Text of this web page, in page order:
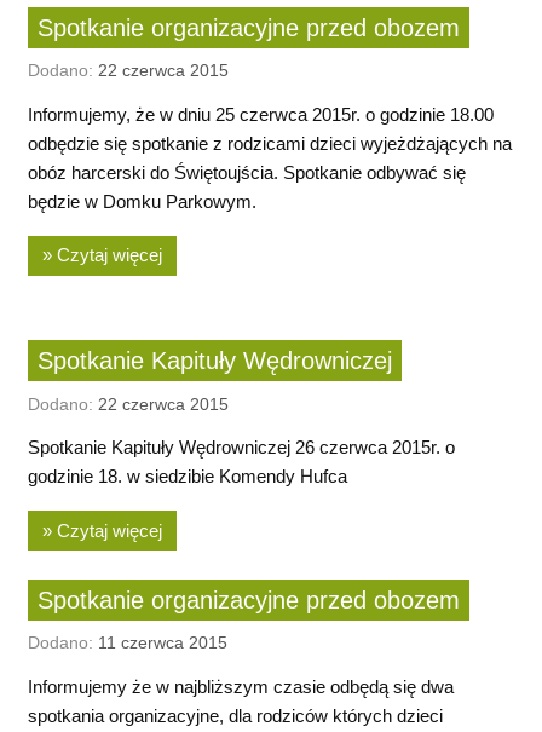
Spotkanie organizacyjne przed obozem
Dodano: 22 czerwca 2015
Informujemy, że w dniu 25 czerwca 2015r. o godzinie 18.00
odbędzie się spotkanie z rodzicami dzieci wyjeżdżających na
obóz harcerski do Świętoujścia. Spotkanie odbywać się
będzie w Domku Parkowym.
» Czytaj więcej
Spotkanie Kapituły Wędrowniczej
Dodano: 22 czerwca 2015
Spotkanie Kapituły Wędrowniczej 26 czerwca 2015r. o
godzinie 18. w siedzibie Komendy Hufca
» Czytaj więcej
Spotkanie organizacyjne przed obozem
Dodano: 11 czerwca 2015
Informujemy że w najbliższym czasie odbędą się dwa
spotkania organizacyjne, dla rodziców których dzieci